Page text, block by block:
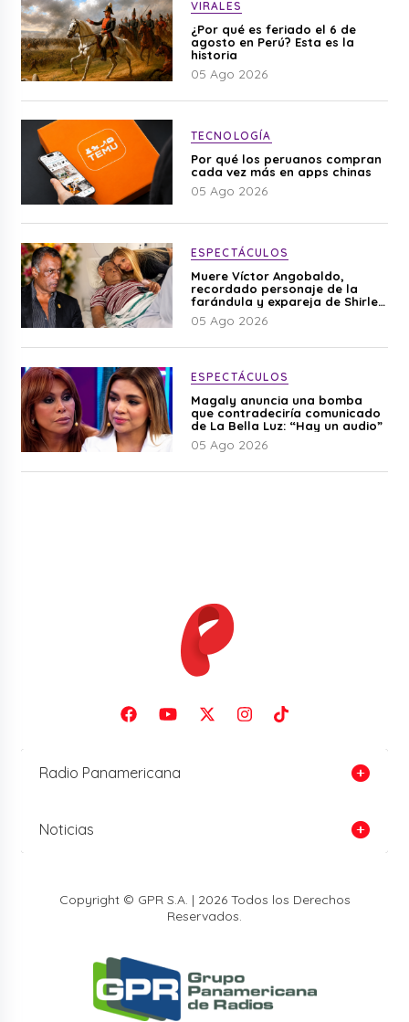
VIRALES
¿Por qué es feriado el 6 de
agosto en Perú? Esta es la
historia
05 Ago 2026
TECNOLOGÍA
Por qué los peruanos compran
cada vez más en apps chinas
05 Ago 2026
ESPECTÁCULOS
Muere Víctor Angobaldo,
recordado personaje de la
farándula y expareja de Shirley
Cherres
05 Ago 2026
ESPECTÁCULOS
Magaly anuncia una bomba
que contradeciría comunicado
de La Bella Luz: “Hay un audio”
05 Ago 2026
Radio Panamericana
Noticias
Copyright © GPR S.A. | 2026 Todos los Derechos
Reservados.